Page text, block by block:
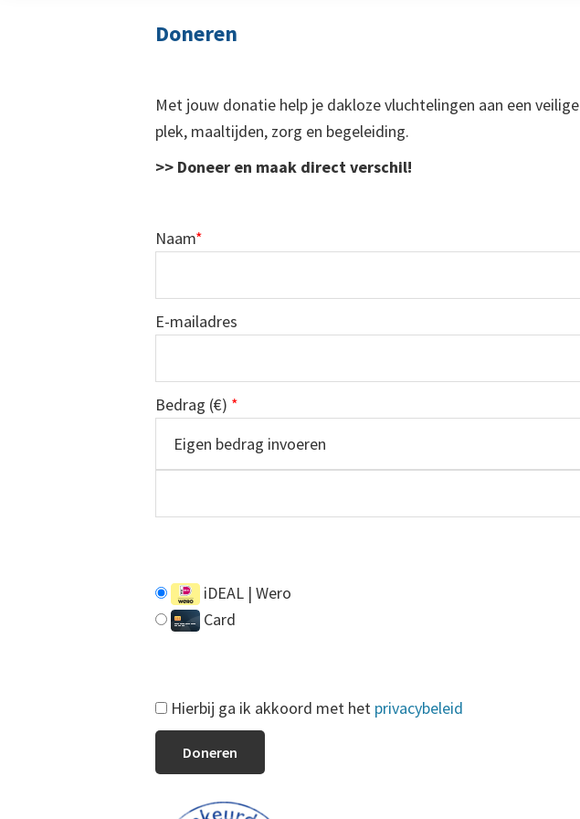
Doneren
Met jouw donatie help je dakloze vluchtelingen aan een veilige
plek, maaltijden, zorg en begeleiding.
>> Doneer en maak direct verschil!
Naam*
E-mailadres
Bedrag (€) *
iDEAL | Wero
Card
Hierbij ga ik akkoord met het privacybeleid